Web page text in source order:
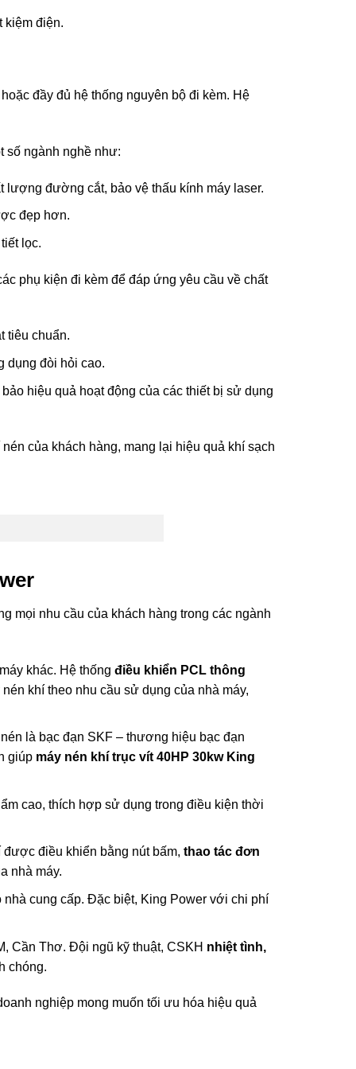
kiệm điện.
đầy đủ hệ thống nguyên bộ đi kèm. Hệ
số ngành nghề như:
lượng đường cắt, bảo vệ thấu kính máy laser.
đẹp hơn.
lọc.
phụ kiện đi kèm để đáp ứng yêu cầu về chất
tiêu chuẩn.
dụng đòi hỏi cao.
hiệu quả hoạt động của các thiết bị sử dụng
của khách hàng, mang lại hiệu quả khí sạch
mọi nhu cầu của khách hàng trong các ngành
khác. Hệ thống điều khiển PCL thông
khí theo nhu cầu sử dụng của nhà máy,
là bạc đạn SKF – thương hiệu bạc đạn
giúp máy nén khí trục vít 40HP 30kw King
cao, thích hợp sử dụng trong điều kiện thời
điều khiển bằng nút bấm, thao tác đơn
nhà máy.
cung cấp. Đặc biệt, King Power với chi phí
Cần Thơ. Đội ngũ kỹ thuật, CSKH nhiệt tình,
chóng.
nghiệp mong muốn tối ưu hóa hiệu quả